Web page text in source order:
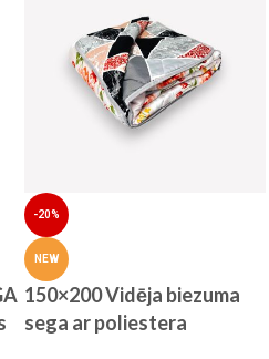
-20%
NEW
150×200 Vidēja biezuma
sega ar poliestera